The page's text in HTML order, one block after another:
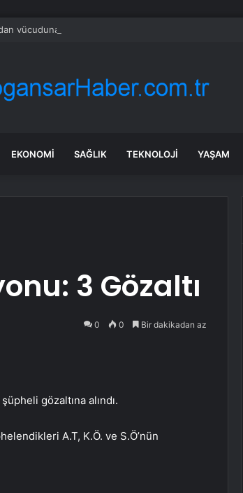
vücuduna giren yılan balığı hayatını kabusa çevirdi
EKONOMI SAĞLIK TEKNOLOJI YAŞAM
3 Gözaltı
0 0 Bir dakikadan az
Pocket
gözaltına alındı.
A.T, K.Ö. ve S.Ö’nün